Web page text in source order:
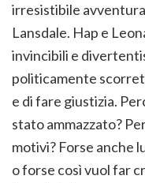
irresistibile avventura
Lansdale. Hap e
invincibili e
politicamente
e di fare giustizia.
stato ammazzato?
motivi? Forse anche
o forse così vuol far